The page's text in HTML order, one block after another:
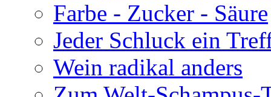
Farbe - Zucker - Säure
Jeder Schluck ein
Wein radikal anders